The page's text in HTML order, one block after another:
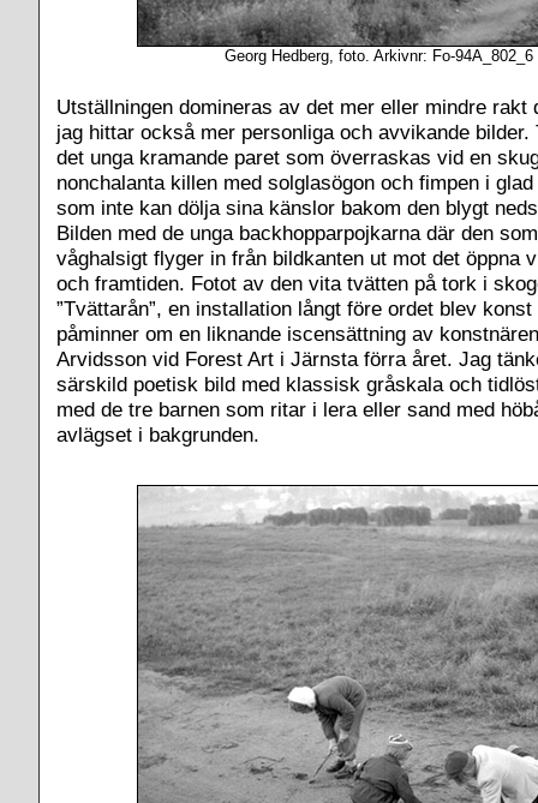
Georg Hedberg, foto. Arkivnr: Fo-94A_802_6
Utställningen domineras av det mer eller mindre rakt
jag hittar också mer personliga och avvikande bilder.
det unga kramande paret som överraskas vid en
nonchalanta killen med solglasögon och fimpen i
som inte kan dölja sina känslor bakom den blygt
Bilden med de unga backhopparpojkarna där den
våghalsigt flyger in från bildkanten ut mot det öppna
och framtiden. Fotot av den vita tvätten på tork i
”Tvättarån”, en installation långt före ordet blev
påminner om en liknande iscensättning av
Arvidsson vid Forest Art i Järnsta förra året. Jag
särskild poetisk bild med klassisk gråskala och
med de tre barnen som ritar i lera eller sand med
avlägset i bakgrunden.